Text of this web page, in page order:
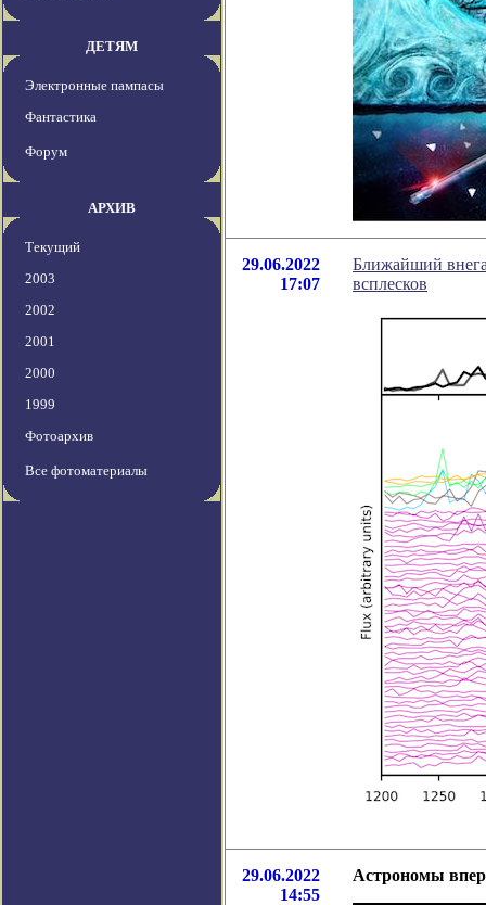
ДЕТЯМ
Электронные пампасы
Фантастика
Форум
АРХИВ
Текущий
2003
2002
2001
2000
1999
Фотоархив
Все фотоматериалы
29.06.2022
17:07
Ближайший
всплесков
29.06.2022
14:55
Астрономы